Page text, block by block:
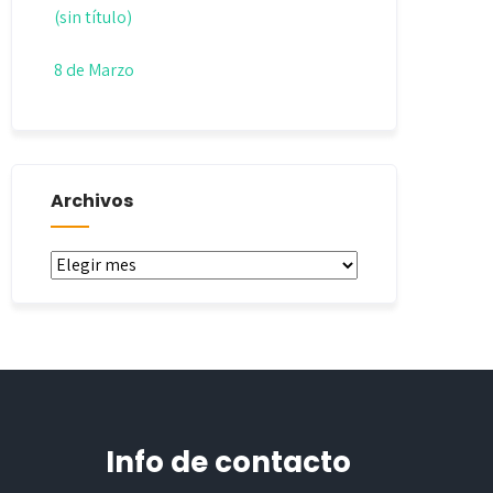
(sin título)
8 de Marzo
Archivos
Archivos
Info de contacto